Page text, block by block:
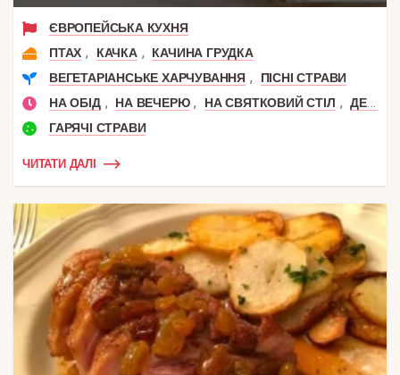
ЄВРОПЕЙСЬКА КУХНЯ
ПТАХ , КАЧКА ,
КАЧИНА ГРУДКА
ВЕГЕТАРІАНСЬКЕ ХАРЧУВАННЯ ,
ПІСНІ СТРАВИ
НА ОБІД , НА ВЕЧЕРЮ , НА СВЯТКОВИЙ СТІЛ , ДЕНЬ НАРОДЖЕННЯ
ГАРЯЧІ СТРАВИ
ЧИТАТИ ДАЛІ